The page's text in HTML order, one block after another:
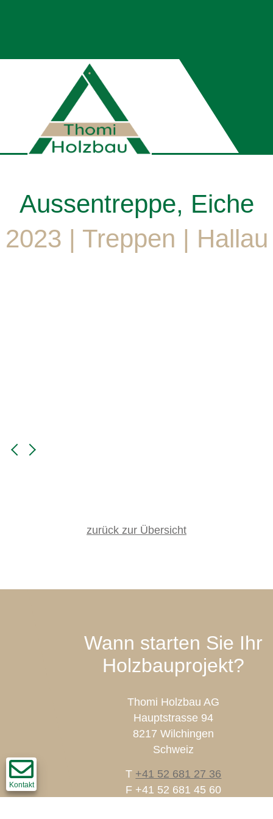
Aussentreppe, Eiche
2023 | Treppen | Hallau
zurück zur Übersicht
Kontakt
Wann starten Sie Ihr
Holzbauprojekt?
Thomi Holzbau AG
Hauptstrasse 94
8217 Wilchingen
Schweiz
T +41 52 681 27 36
F +41 52 681 45 60